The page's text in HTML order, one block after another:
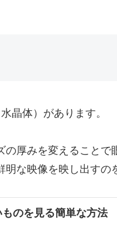
晶体）があります。
厚みを変えることで
な映像を映し出すの
のを見る簡単な方法